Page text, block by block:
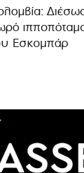
Εσκομπάρ